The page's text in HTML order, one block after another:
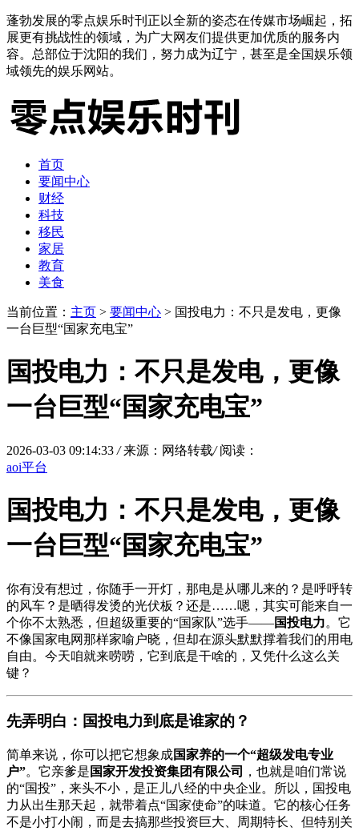
蓬勃发展的零点娱乐时刊正以全新的姿态在传媒市场崛起，拓
展更有挑战性的领域，为广大网友们提供更加优质的服务内
容。总部位于沈阳的我们，努力成为辽宁，甚至是全国娱乐领
域领先的娱乐网站。
首页
要闻中心
财经
科技
移民
家居
教育
美食
当前位置： 主页 > 要闻中心 > 国投电力：不只是发电，更像
一台巨型“国家充电宝”
国投电力：不只是发电，更像
一台巨型“国家充电宝”
2026-03-03 09:14:33 / 来源：网络转载/ 阅读：
aoi平台
国投电力：不只是发电，更像
一台巨型“国家充电宝”
你有没有想过，你随手一开灯，那电是从哪儿来的？是呼呼转
的风车？是晒得发烫的光伏板？还是……嗯，其实可能来自一
个你不太熟悉，但超级重要的“国家队”选手——国投电力。它
不像国家电网那样家喻户晓，但却在源头默默撑着我们的用电
自由。今天咱就来唠唠，它到底是干啥的，又凭什么这么关
键？
先弄明白：国投电力到底是谁家的？
简单来说，你可以把它想象成国家养的一个“超级发电专业
户”。它亲爹是 国家开发投资集团有限公司
，也就是咱们常说
的“国投”，来头不小，是正儿八经的中央企业。所以，国投电
力从出生那天起，就带着点“国家使命”的味道。它的核心任务
不是小打小闹，而是去搞那些投资巨大、周期特长、但特别关